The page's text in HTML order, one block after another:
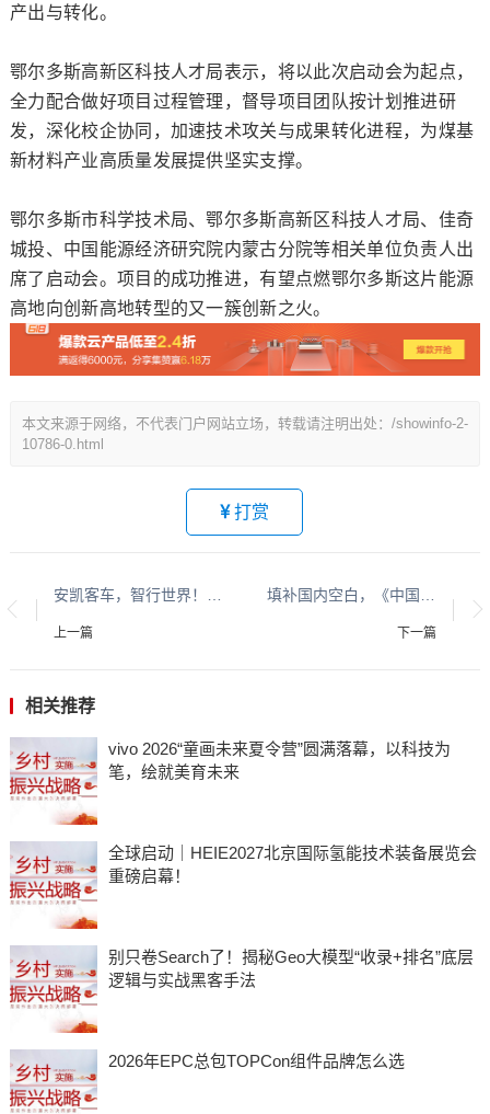
产出与转化。
鄂尔多斯高新区科技人才局表示，将以此次启动会为起点，
全力配合做好项目过程管理，督导项目团队按计划推进研
发，深化校企协同，加速技术攻关与成果转化进程，为煤基
新材料产业高质量发展提供坚实支撑。
鄂尔多斯市科学技术局、鄂尔多斯高新区科技人才局、佳奇
城投、中国能源经济研究院内蒙古分院等相关单位负责人出
席了启动会。项目的成功推进，有望点燃鄂尔多斯这片能源
高地向创新高地转型的又一簇创新之火。
本文来源于网络，不代表门户网站立场，转载请注明出处：/showinfo-2-
10786-0.html
打赏
上一篇 下一篇
相关推荐
vivo 2026“童画未来夏令营”圆满落幕，以科技为
笔，绘就美育未来
全球启动｜HEIE2027北京国际氢能技术装备展览会
重磅启幕！
别只卷Search了！揭秘Geo大模型“收录+排名”底层
逻辑与实战黑客手法
2026年EPC总包TOPCon组件品牌怎么选